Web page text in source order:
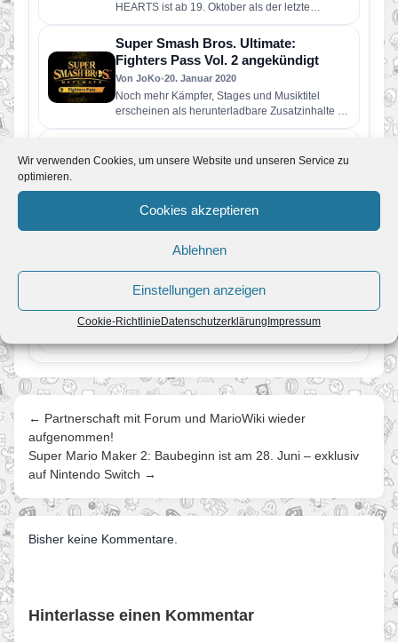
Wir verwenden Cookies, um unsere Website und unseren Service zu
optimieren.
Cookies akzeptieren
Ablehnen
Einstellungen anzeigen
Cookie-RichtlinieDatenschutzerklärungImpressum
HEARTS ist ab 19. Oktober als der letzte
Kämpfer in Super…
Super Smash Bros. Ultimate:
Fighters Pass Vol. 2 angekündigt
Von JoKo•20. Januar 2020
Noch mehr Kämpfer, Stages und Musiktitel
erscheinen als herunterladbare Zusatzinhalte für
Super Smash Bros. Ultimate! Mit dem Fighters…
Terry Bogard betritt den Ring
der FATAL FURY-Serie teilt mit seinem
einzigartigen Kampfstil kräftig aus Terrys
Spielweise…
PM: Nintendo Direct enthüllt
zahlreiche Neuheiten für Nintendo
Switch
Das fast 40-minütige Video bietet einen
enthüllt Inhalte, die ab sofort verfügbar…
← Partnerschaft mit Forum und MarioWiki wieder
aufgenommen!
Super Mario Maker 2: Baubeginn ist am 28. Juni – exklusiv
auf Nintendo Switch →
Bisher keine Kommentare.
Hinterlasse einen Kommentar